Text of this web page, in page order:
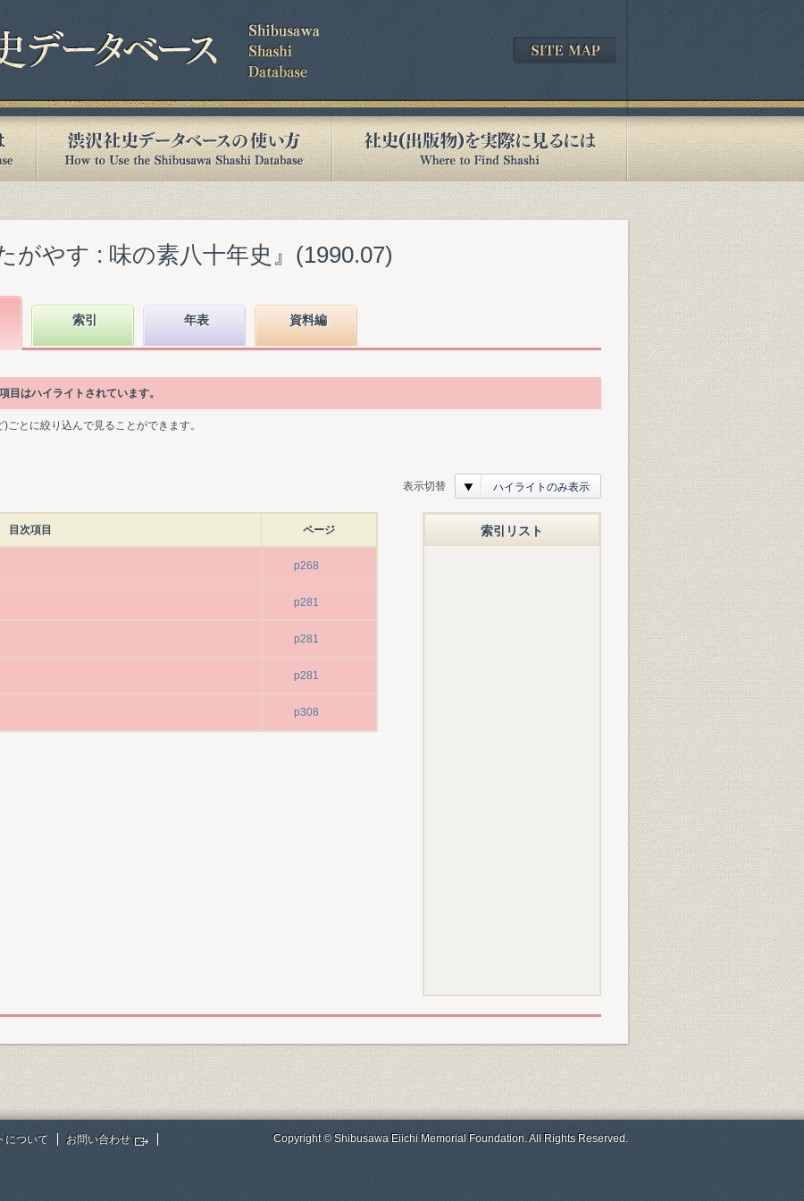
がやす : 味の素八十年史』(1990.07)
索引 年表 資料編
はハイライトされています。
とに絞り込んで見ることができます。
表示切替 ハイライトのみ表示
目次項目 ページ
p268
p281
p281
p281
p308
索引リスト
について お問い合わせ Copyright © Shibusawa Eiichi Memorial Foundation. All Rights Reserved.